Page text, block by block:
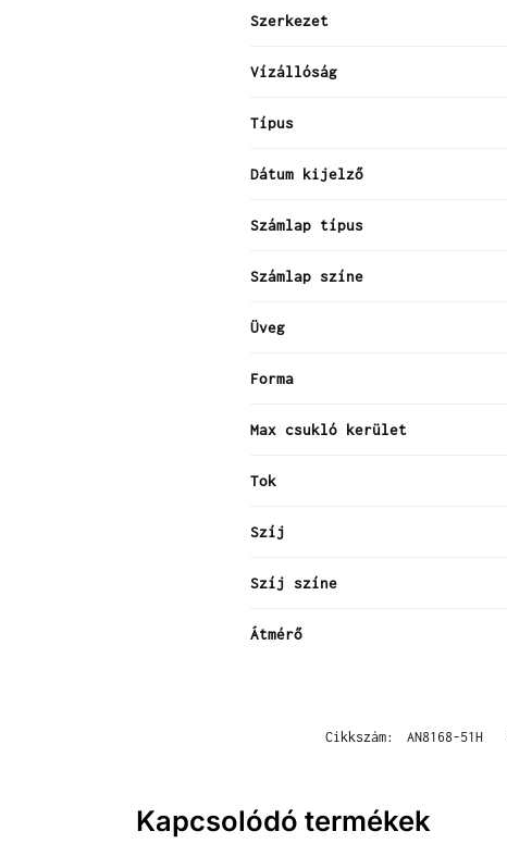
Szerkezet
Vízállóság
Típus
Dátum kijelző
Számlap típus
Számlap színe
Üveg
Forma
Max csukló kerület
Tok
Szíj
Szíj színe
Átmérő
Cikkszám: AN8168-51H
Kapcsolódó termékek